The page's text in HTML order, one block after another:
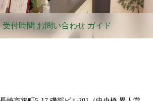
受付時間 お問い合わせ ガイド